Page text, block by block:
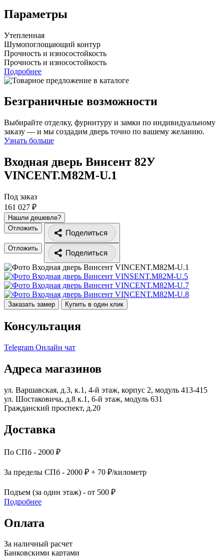
Параметры
Утепленная
Шумопоглощающий контур
Прочность и износостойкость
Прочность и износостойкость
Подробнее
Безграничные возможности
Выбирайте отделку, фурнитуру и замки по индивидуальному
заказу — и мы создадим дверь точно по вашему желанию.
Узнать больше
Входная дверь Винсент 82У
VINCENT.M82M-U.1
Под заказ
161 027 ₽
Нашли дешевле?
Отложить
Поделиться
Отложить
Поделиться
Заказать замер Купить в один клик
Консультация
Telegram Онлайн чат
Адреса магазинов
ул. Варшавская, д.3, к.1, 4-й этаж, корпус 2, модуль 413-415
ул. Шостаковича, д.8 к.1, 6-й этаж, модуль 631
Гражданский проспект, д.20
Доставка
По СПб - 2000 ₽
За пределы СПб - 2000 ₽ + 70 ₽/километр
Подъем (за один этаж) - от 500 ₽
Подробнее
Оплата
За наличный расчет
Банковскими картами